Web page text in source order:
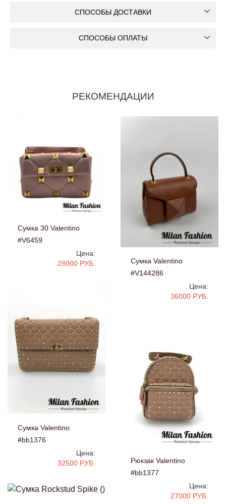
СПОСОБЫ ДОСТАВКИ
СПОСОБЫ ОПЛАТЫ
РЕКОМЕНДАЦИИ
Сумка 30 Valentino
#V6459
Цена:
28000 РУБ.
Сумка Valentino
#V144286
Цена:
36000 РУБ.
Сумка Valentino
#bb1376
Цена:
32500 РУБ.
Рюкзак Valentino
#bb1377
Цена:
27000 РУБ.